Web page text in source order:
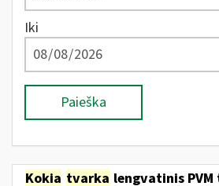
Iki
Paieška
Kokia tvarka lengvatinis